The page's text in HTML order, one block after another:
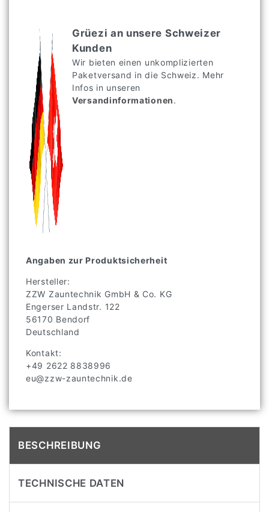
Grüezi an unsere Schweizer
Kunden
Wir bieten einen unkomplizierten
Paketversand in die Schweiz. Mehr
Infos in unseren
Versandinformationen.
Angaben zur Produktsicherheit
Hersteller:
ZZW Zauntechnik GmbH & Co. KG
Engerser Landstr. 122
56170 Bendorf
Deutschland
Kontakt:
+49 2622 8838996
eu@zzw-zauntechnik.de
BESCHREIBUNG
TECHNISCHE DATEN